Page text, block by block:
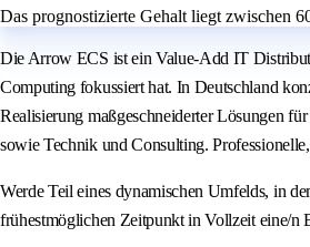
Das prognostizierte Gehalt liegt zwischen
Die Arrow ECS ist ein Value-Add IT
Computing fokussiert hat. In Deutschland
Realisierung maßgeschneiderter Lösungen
sowie Technik und Consulting.
Werde Teil eines dynamischen Umfelds, in
frühestmöglichen Zeitpunkt in Vollzeit eine/n